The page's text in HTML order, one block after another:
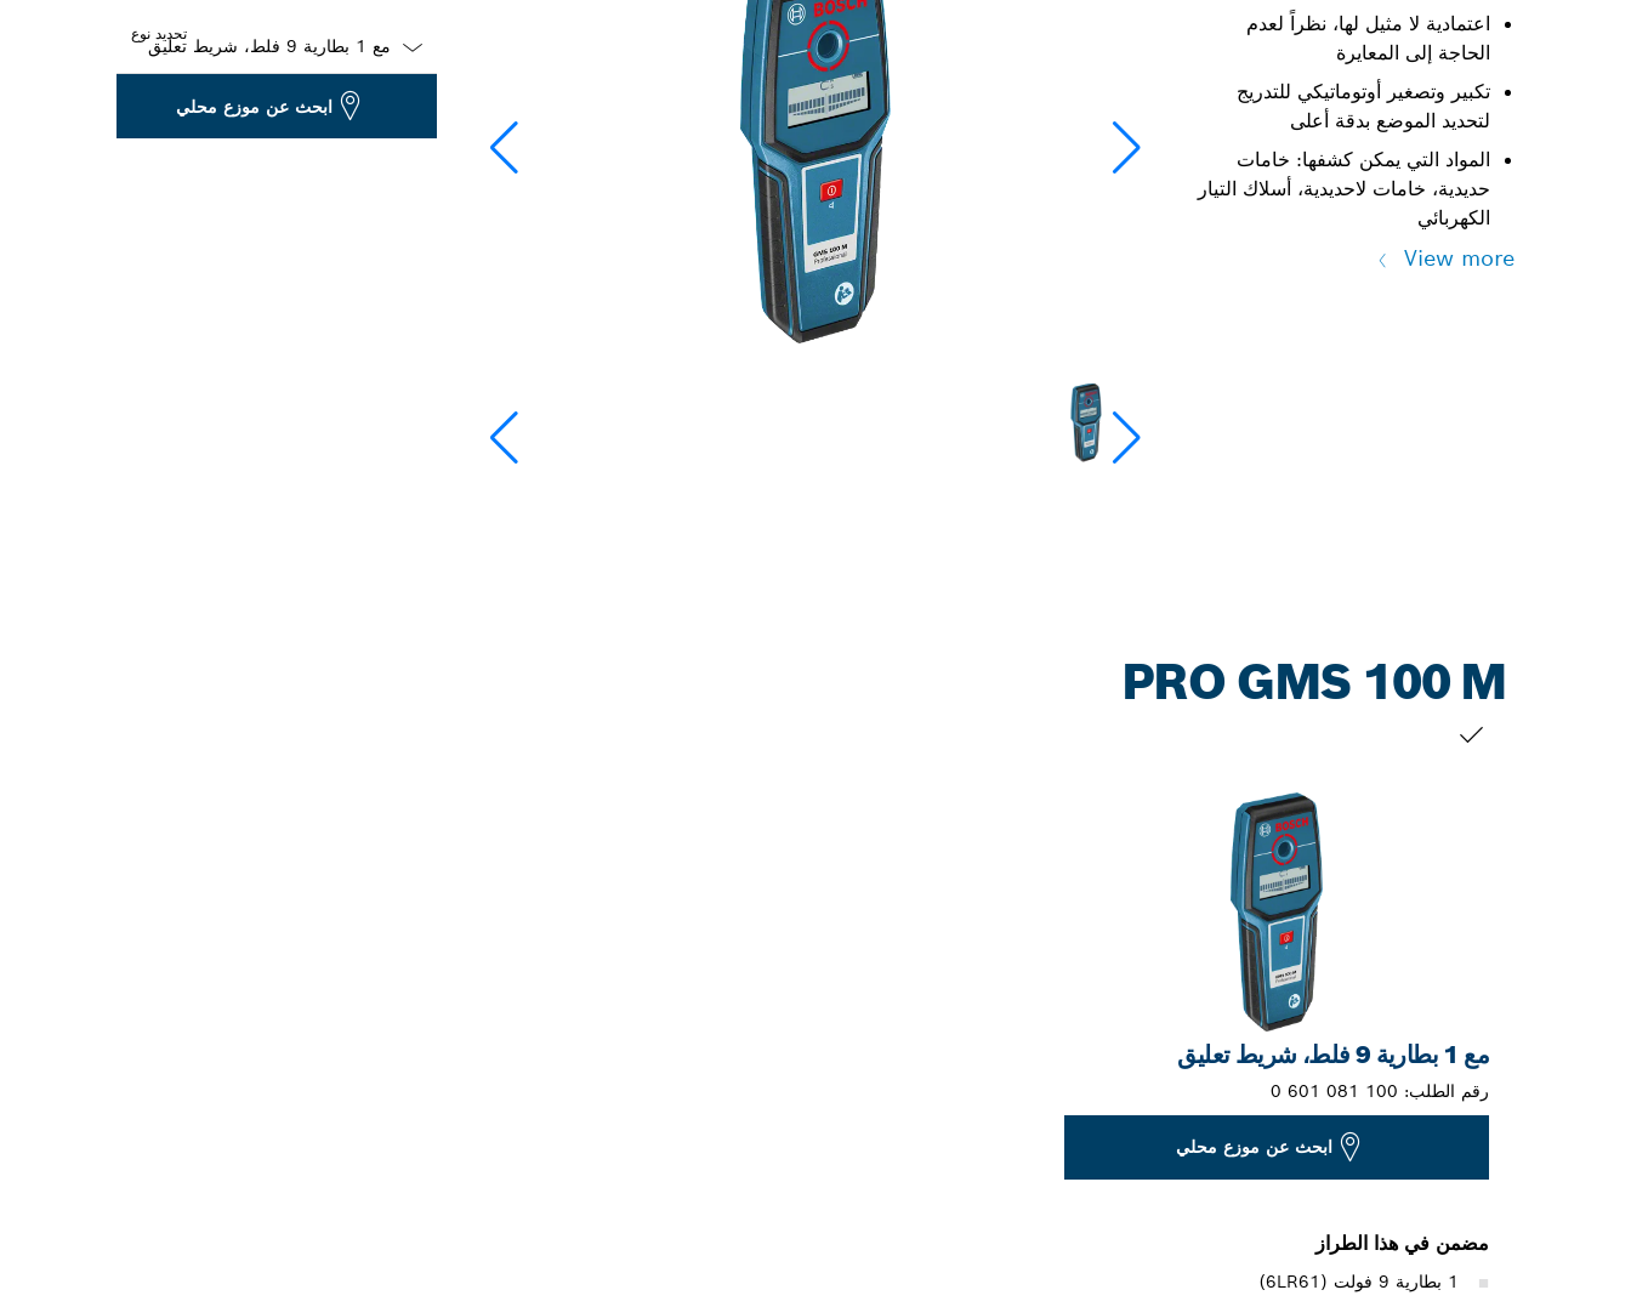
اعتمادية لا مثيل لها، نظراً لعدم
الحاجة إلى المعايرة
تكبير وتصغير أوتوماتيكي للتدريج
لتحديد الموضع بدقة أعلى
المواد التي يمكن كشفها: خامات
حديدية، خامات لاحديدية، أسلاك التيار
الكهربائي
View more
تحديد نوع
Dropdown
ابحث عن موزع محلي
PRO GMS 100 M
مع 1 بطارية 9 فلط، شريط تعليق
رقم الطلب: 0 601 081 100
ابحث عن موزع محلي
مضمن في هذا الطراز
1 بطارية 9 فولت (6LR61)